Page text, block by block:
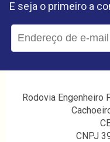
E seja o primeiro a
Rodovia Engenheiro
CNPJ